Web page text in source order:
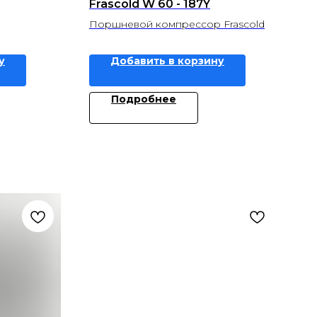
Frascold W 60 - 187Y
Поршневой компрессор Frascold
Добавить в корзину
Подробнее